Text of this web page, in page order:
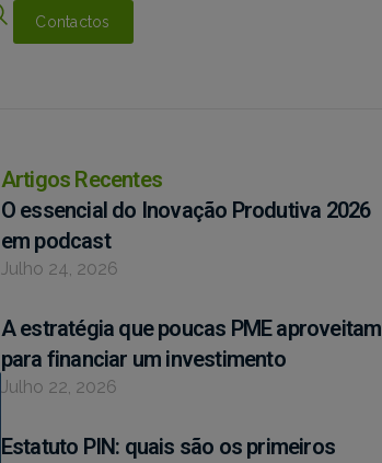
Contactos
Artigos Recentes
O essencial do Inovação Produtiva 2026
em podcast
Julho 24, 2026
A estratégia que poucas PME aproveitam
para financiar um investimento
Julho 22, 2026
Estatuto PIN: quais são os primeiros